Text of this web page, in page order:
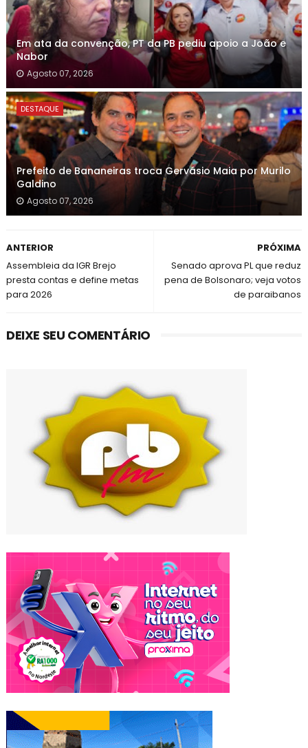
Em ata da convenção, PT da PB pediu apoio a João e
Nabor
Agosto 07, 2026
DESTAQUE
Prefeito de Bananeiras troca Gervásio Maia por Murilo
Galdino
Agosto 07, 2026
PRÓXIMA
Senado aprova PL que reduz
pena de Bolsonaro; veja votos
de paraibanos
ANTERIOR
Assembleia da IGR Brejo
presta contas e define metas
para 2026
DEIXE SEU COMENTÁRIO